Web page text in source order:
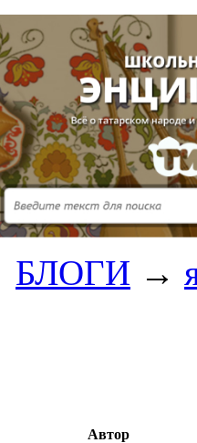
БЛОГИ →
Автор